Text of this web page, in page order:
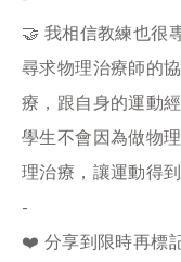
🤝 我相信教練也很
尋求物理治療師的
療，跟自身的運動
學生不會因為做物
理治療，讓運動得
-
❤️ 分享到限時再標